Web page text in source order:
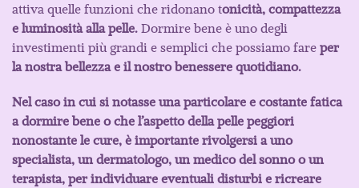
attiva quelle funzioni che ridonano tonicità, compattezza
e luminosità alla pelle. Dormire bene è uno degli
investimenti più grandi e semplici che possiamo fare per
la nostra bellezza e il nostro benessere quotidiano.
Nel caso in cui si notasse una particolare e costante fatica
a dormire bene o che l’aspetto della pelle peggiori
nonostante le cure, è importante rivolgersi a uno
specialista, un dermatologo, un medico del sonno o un
terapista, per individuare eventuali disturbi e ricreare